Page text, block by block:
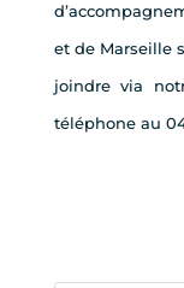
et de Marseille
joindre via
téléphone au 04